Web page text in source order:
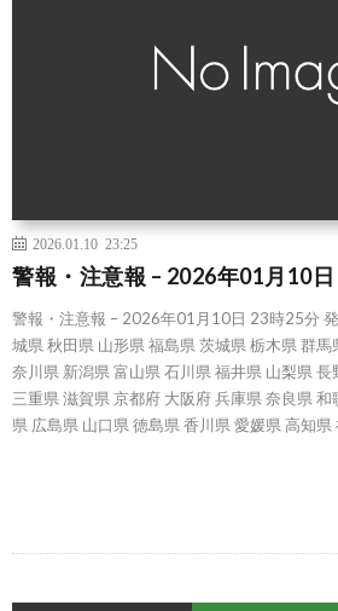
2026.01.10 23:25
警報・注意報 – 2026年01月10
警報・注意報 – 2026年01月10日 23時25分
城県 秋田県 山形県 福島県 茨城県 栃木県 群
奈川県 新潟県 富山県 石川県 福井県 山梨県
三重県 滋賀県 京都府 大阪府 兵庫県 奈良県
県 広島県 山口県 徳島県 香川県 愛媛県 高知県